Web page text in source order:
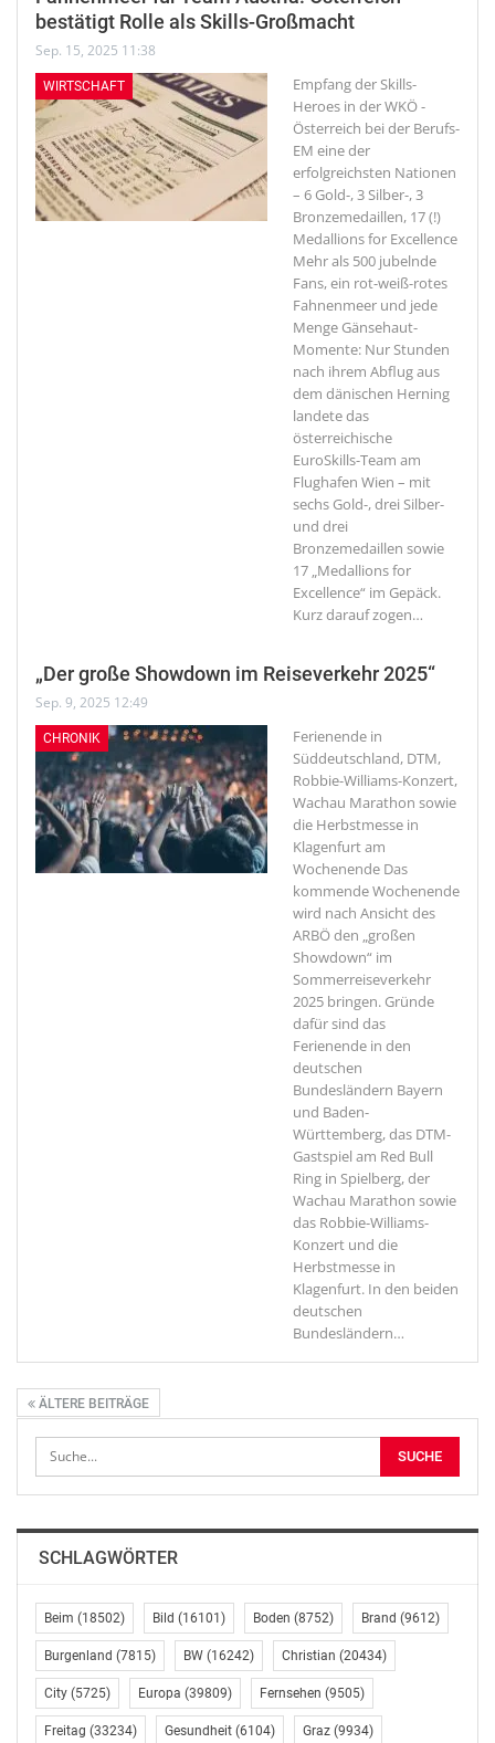
bestätigt Rolle als Skills-Großmacht
Sep. 15, 2025 11:38
WIRTSCHAFT
Empfang der Skills-
Heroes in der WKÖ -
Österreich bei der Berufs-
EM eine der
erfolgreichsten Nationen
– 6 Gold-, 3 Silber-, 3
Bronzemedaillen, 17 (!)
Medallions for Excellence
Mehr als 500 jubelnde
Fans, ein rot-weiß-rotes
Fahnenmeer und jede
Menge Gänsehaut-
Momente: Nur Stunden
nach ihrem Abflug aus
dem dänischen Herning
landete das
österreichische
EuroSkills-Team am
Flughafen Wien – mit
sechs Gold-, drei Silber-
und drei
Bronzemedaillen sowie
17 „Medallions for
Excellence“ im Gepäck.
Kurz darauf zogen…
„Der große Showdown im Reiseverkehr 2025“
Sep. 9, 2025 12:49
CHRONIK
Ferienende in
Süddeutschland, DTM,
Robbie-Williams-Konzert,
Wachau Marathon sowie
die Herbstmesse in
Klagenfurt am
Wochenende Das
kommende Wochenende
wird nach Ansicht des
ARBÖ den „großen
Showdown“ im
Sommerreiseverkehr
2025 bringen. Gründe
dafür sind das
Ferienende in den
deutschen
Bundesländern Bayern
und Baden-
Württemberg, das DTM-
Gastspiel am Red Bull
Ring in Spielberg, der
Wachau Marathon sowie
das Robbie-Williams-
Konzert und die
Herbstmesse in
Klagenfurt. In den beiden
deutschen
Bundesländern…
ÄLTERE BEITRÄGE
SCHLAGWÖRTER
Beim (18502) Bild (16101) Boden (8752) Brand (9612)
Burgenland (7815) BW (16242) Christian (20434)
City (5725) Europa (39809) Fernsehen (9505)
Freitag (33234) Gesundheit (6104) Graz (9934)